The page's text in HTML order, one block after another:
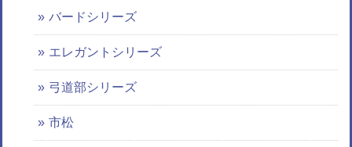
バードシリーズ
エレガントシリーズ
弓道部シリーズ
市松